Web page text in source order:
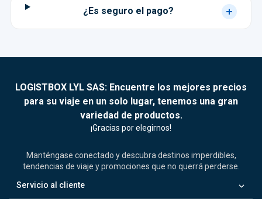
¿Es seguro el pago?
LOGISTBOX LYL SAS: Encuentre los mejores precios
para su viaje en un solo lugar, tenemos una gran
variedad de productos.
¡Gracias por elegirnos!
Manténgase conectado y descubra destinos imperdibles,
tendencias de viaje y promociones que no querrá perderse.
Servicio al cliente
keyboard_arrow_down